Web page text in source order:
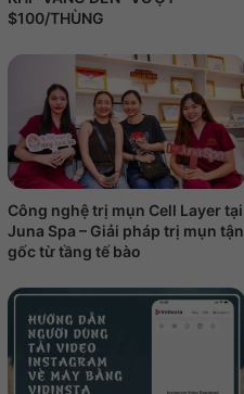
$100/THÙNG
Công nghệ trị mụn Cell Layer tại
Juna Spa – Giải pháp trị mụn tận
gốc từ tầng tế bào